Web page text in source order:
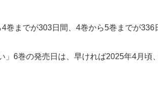
までが303日間、4巻から5巻までが336
6巻の発売日は、早ければ2025年4月頃